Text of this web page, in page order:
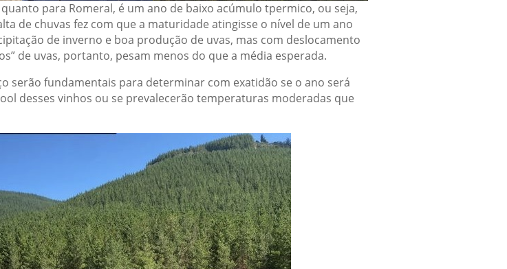
para Romeral, é um ano de baixo acúmulo tpermico, ou seja,
de chuvas fez com que a maturidade atingisse o nível de um ano
de inverno e boa produção de uvas, mas com deslocamento
de uvas, portanto, pesam menos do que a média esperada.
serão fundamentais para determinar com exatidão se o ano será
desses vinhos ou se prevalecerão temperaturas moderadas que